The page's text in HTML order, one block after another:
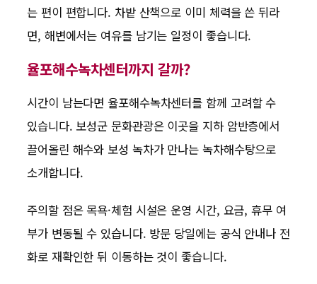
는 편이 편합니다. 차밭 산책으로 이미 체력을 쓴 뒤라
면, 해변에서는 여유를 남기는 일정이 좋습니다.
율포해수녹차센터까지 갈까?
시간이 남는다면 율포해수녹차센터를 함께 고려할 수
있습니다. 보성군 문화관광은 이곳을 지하 암반층에서
끌어올린 해수와 보성 녹차가 만나는 녹차해수탕으로
소개합니다.
주의할 점은 목욕·체험 시설은 운영 시간, 요금, 휴무 여
부가 변동될 수 있습니다. 방문 당일에는 공식 안내나 전
화로 재확인한 뒤 이동하는 것이 좋습니다.